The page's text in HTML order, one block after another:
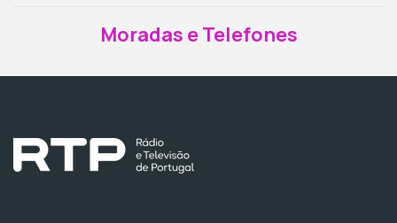
Moradas e Telefones